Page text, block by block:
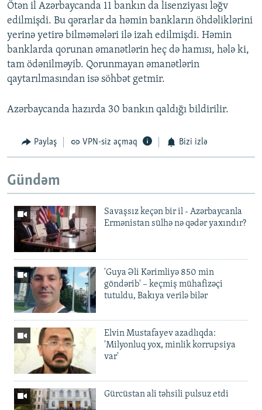
Ötən il Azərbaycanda 11 bankın da lisenziyası ləğv
edilmişdi. Bu qərarlar da həmin bankların öhdəliklərini
yerinə yetirə bilməmələri ilə izah edilmişdi. Həmin
banklarda qorunan əmanətlərin heç də hamısı, hələ ki,
tam ödənilməyib. Qorunmayan əmanətlərin
qaytarılmasından isə söhbət getmir.
Azərbaycanda hazırda 30 bankın qaldığı bildirilir.
Paylaş VPN-siz açmaq Bizi izlə
Gündəm
Savaşsız keçən bir il - Azərbaycanla
Ermənistan sülhə nə qədər yaxındır?
'Guya Əli Kərimliyə 850 min
göndərib' – keçmiş mühafizəçi
tutuldu, Bakıya verilə bilər
Elvin Mustafayev azadlıqda:
'Milyonluq yox, minlik korrupsiya
var'
Gürcüstan ali təhsili pulsuz etdi